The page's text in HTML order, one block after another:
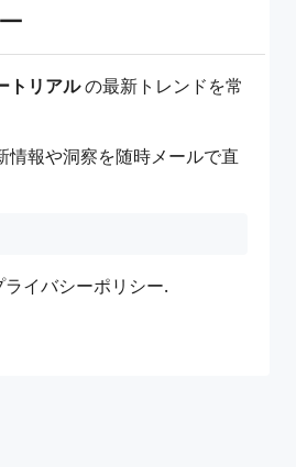
トリアルの最新トレンドを常
情報や洞察を随時メールで直
ライバシーポリシー.